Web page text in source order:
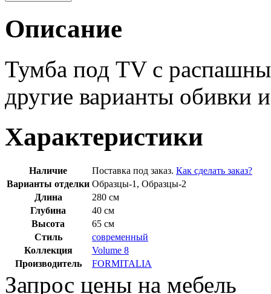
Описание
Тумба под TV с
другие варианты обивки
Характеристики
Наличие Поставка под заказ. Как сделать заказ?
Варианты отделки Образцы-1, Образцы-2
Длина
280 см
Глубина
40 см
Высота
65 см
Стиль
современный
Коллекция
Volume 8
Производитель
FORMITALIA
Запрос цены на мебель